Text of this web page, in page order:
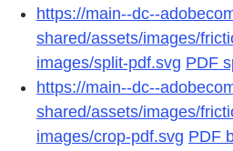
https://main--dc--
shared/assets/images/
images/split-pdf.svg PDF
https://main--dc--
shared/assets/images/
images/crop-pdf.svg PDF